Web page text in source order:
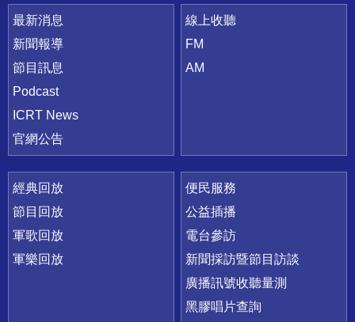
最新消息
新聞報導
節目訊息
Podcast
ICRT News
官網公告
線上收聽
FM
AM
經典回放
節目回放
軍歌回放
軍樂回放
便民服務
公益插播
電台參訪
新聞採訪暨節目訪談
廣播訊號收聽量測
黑膠唱片查詢